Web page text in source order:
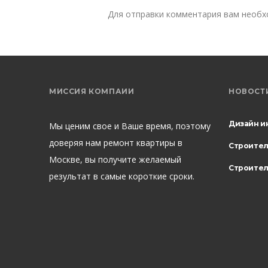
Для отправки комментария вам
МИССИЯ КОМПАИИ
Мы ценим свое и Ваше время, поэтому
доверяя нам ремонт квартиры в
Москве, вы получите желаемый
результат в самые короткие сроки.
Дизайн